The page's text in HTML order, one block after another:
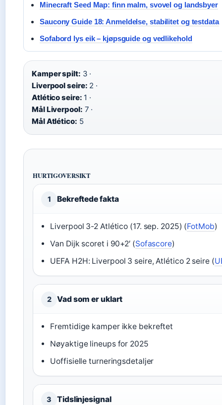
Minecraft Seed Map: finn malm, svovel og landsbyer
Saucony Guide 18: Anmeldelse, stabilitet og testdata
Sofabord lys eik – kjøpsguide og vedlikehold
Kamper spilt: 3 ·
Liverpool seire: 2 ·
Atlético seire: 1 ·
Mål Liverpool: 7 ·
Mål Atlético: 5
HURTIGOVERSIKT
1 Bekreftede fakta
Liverpool 3-2 Atlético (17. sep. 2025) (FotMob)
Van Dijk scoret i 90+2′ (Sofascore)
UEFA H2H: Liverpool 3 seire, Atlético 2 seire (
2 Vad som er uklart
Fremtidige kamper ikke bekreftet
Nøyaktige lineups for 2025
Uoffisielle turneringsdetaljer
3 Tidslinjesignal